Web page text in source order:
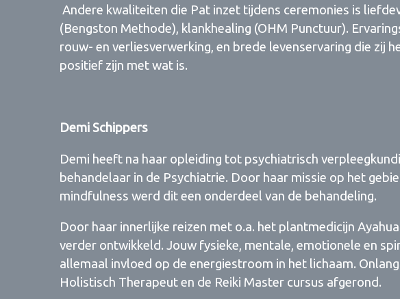
Andere kwaliteiten die Pat inzet tijdens ceremonies is
(Bengston Methode), klankhealing (OHM Punctuur).
rouw- en verliesverwerking, en brede levenservaring die zij
positief zijn met wat is.
Demi Schippers
Demi heeft na haar opleiding tot psychiatrisch
behandelaar in de Psychiatrie. Door haar missie op het
mindfulness werd dit een onderdeel van de behandeling.
Door haar innerlijke reizen met o.a. het plantmedicijn
verder ontwikkeld. Jouw fysieke, mentale, emotionele en
allemaal invloed op de energiestroom in het lichaam.
Holistisch Therapeut en de Reiki Master cursus afgerond.